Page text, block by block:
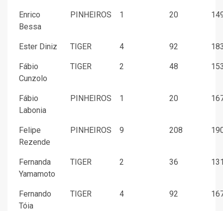
Enrico
Bessa
PINHEIROS 1 20
Ester Diniz TIGER 4 92
Fábio
Cunzolo
TIGER 2 48
Fábio
Labonia
PINHEIROS 1 20
Felipe
Rezende
PINHEIROS 9 208
Fernanda
Yamamoto
TIGER 2 36
Fernando
Tóia
TIGER 4 92